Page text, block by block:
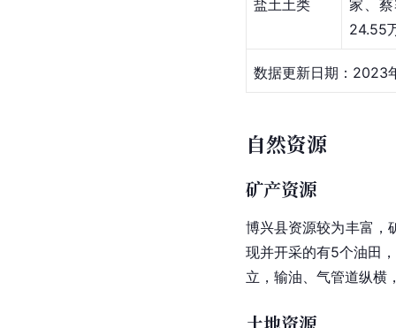
盐土土类
家、
24.55
数据更新日期：2023
自然资源
矿产资源
博兴县资源较为丰富，
现并开采的有5个油田
立，输油、气管道纵横